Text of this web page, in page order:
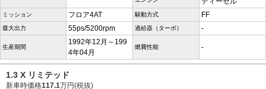
ミッション フロア4AT 駆動方式 FF
最大出力 55ps/5200rpm 過給器（ターボ） -
生産期間
1992年12月～199
4年04月
燃費性能 -
1.3 X リミテッド
新車時価格117.1万円(税抜)